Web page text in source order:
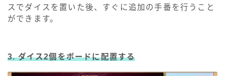
スでダイスを置いた後、すぐに追加の手番を行うこと
ができます。
3. ダイス2個をボードに配置する